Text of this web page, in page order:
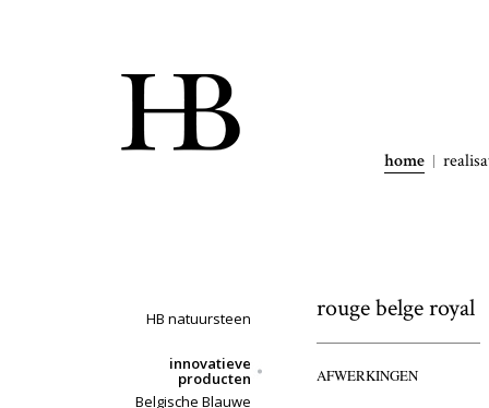
home
HB natuursteen
innovatieve
producten
Belgische Blauwe
rouge belge royal
AFWERKINGEN